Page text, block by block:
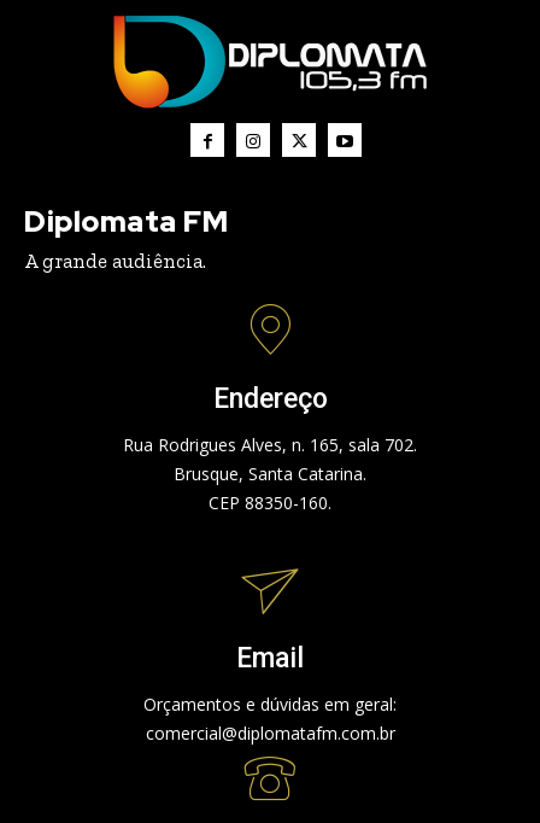
Diplomata FM
A grande audiência.
Endereço
Rua Rodrigues Alves, n. 165, sala 702.
Brusque, Santa Catarina.
CEP 88350-160.
Email
Orçamentos e dúvidas em geral:
comercial@diplomatafm.com.br